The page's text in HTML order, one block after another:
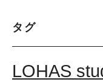
タグ
LOHAS